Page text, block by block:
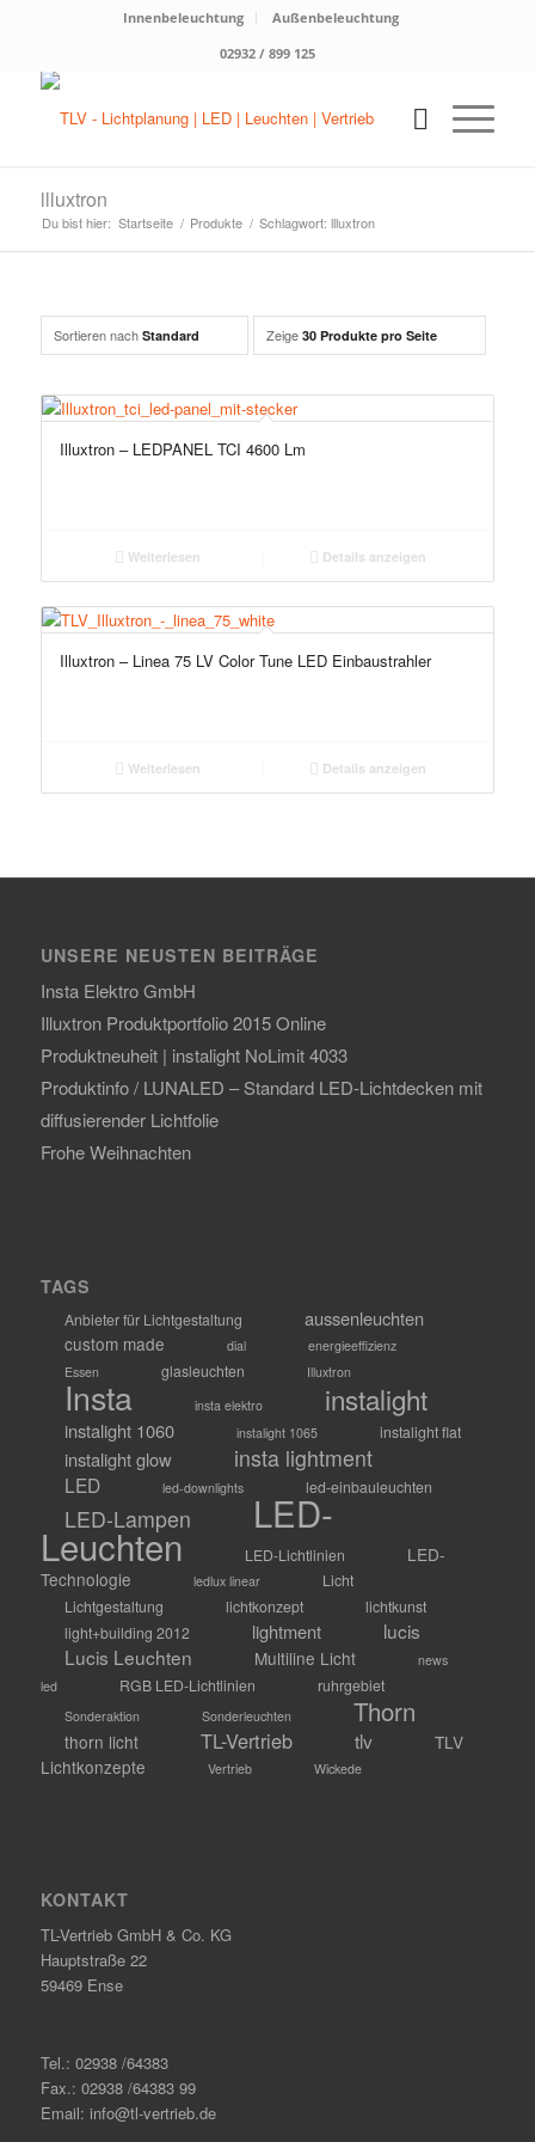
Innenbeleuchtung
Außenbeleuchtung
02932 / 899 125
llluxtron
Du bist hier: Startseite / Produkte / Schlagwort: llluxtron
Sortieren nach Standard Zeige 30 Produkte pro Seite
Illuxtron – LEDPANEL TCI 4600 Lm
Weiterlesen Details anzeigen
Illuxtron – Linea 75 LV Color Tune LED Einbaustrahler
Weiterlesen Details anzeigen
UNSERE NEUSTEN BEITRÄGE
Insta Elektro GmbH
Illuxtron Produktportfolio 2015 Online
Produktneuheit | instalight NoLimit 4033
Produktinfo / LUNALED – Standard LED-Lichtdecken mit
diffusierender Lichtfolie
Frohe Weihnachten
TAGS
Anbieter für Lichtgestaltung aussenleuchten
custom made dial
energieeffizienz
Essen
glasleuchten Illuxtron
Insta insta elektro instalight
instalight 1060 instalight 1065 instalight flat
instalight glow insta lightment
LED led-downlights led-einbauleuchten
LED-Lampen LED-
Leuchten LED-Lichtlinien
LED-
Technologie
ledlux linear
Licht
Lichtgestaltung
lichtkonzept
lichtkunst
light+building 2012
lightment
lucis
Lucis Leuchten
Multiline Licht
news
led
RGB LED-Lichtlinien ruhrgebiet
Sonderaktion Sonderleuchten Thorn
thorn licht TL-Vertrieb tlv
TLV
Lichtkonzepte
Vertrieb Wickede
KONTAKT
TL-Vertrieb GmbH & Co. KG
Hauptstraße 22
59469 Ense
Tel.: 02938 /64383
Fax.: 02938 /64383 99
Email: info@tl-vertrieb.de